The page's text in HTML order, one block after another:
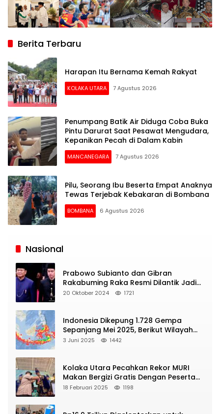
Berita Terbaru
Harapan Itu Bernama Kemah Rakyat
KOLAKA UTARA 7 Agustus 2026
Penumpang Batik Air Diduga Coba Buka
Pintu Darurat Saat Pesawat Mengudara,
Kepanikan Pecah di Dalam Kabin
MANCANEGARA 7 Agustus 2026
Pilu, Seorang Ibu Beserta Empat Anaknya
Tewas Terjebak Kebakaran di Bombana
BOMBANA 6 Agustus 2026
Siaran
Nasional
Prabowo Subianto dan Gibran
Rakabuming Raka Resmi Dilantik Jadi
Presiden dan Wapres RI
20 Oktober 2024 1721
Indonesia Dikepung 1.728 Gempa
Sepanjang Mei 2025, Berikut Wilayah
Yang Intens Diguncang!
3 Juni 2025 1442
Kolaka Utara Pecahkan Rekor MURI
Makan Bergizi Gratis Dengan Peserta
Terbanyak
18 Februari 2025 1198